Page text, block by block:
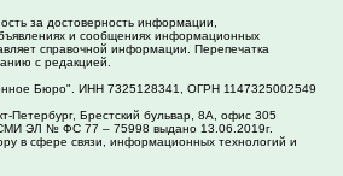
за достоверность информации,
и сообщениях информационных
справочной информации. Перепечатка
с редакцией.
Бюро". ИНН 7325128341, ОГРН 1147325002549
Петербург, Брестский бульвар, 8А, офис 305
ЭЛ № ФС 77 – 75998 выдано 13.06.2019г.
в сфере связи, информационных технологий и